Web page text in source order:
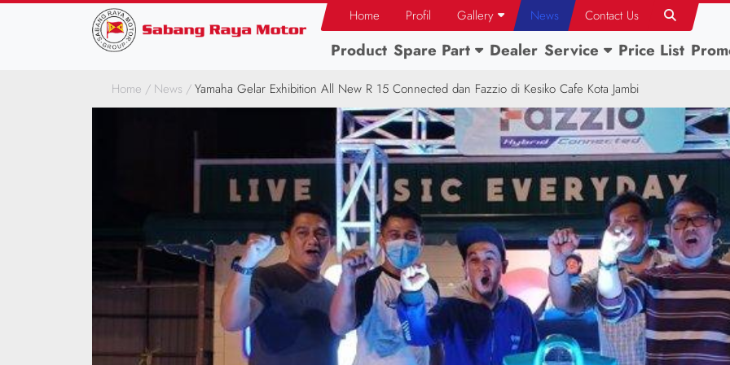
Home Profil Gallery News Contact Us
Product Spare Part Dealer Service Price List
Home News Yamaha Gelar Exhibition All New R 15 Connected dan Fazzio di Kesiko Cafe Kota Jambi